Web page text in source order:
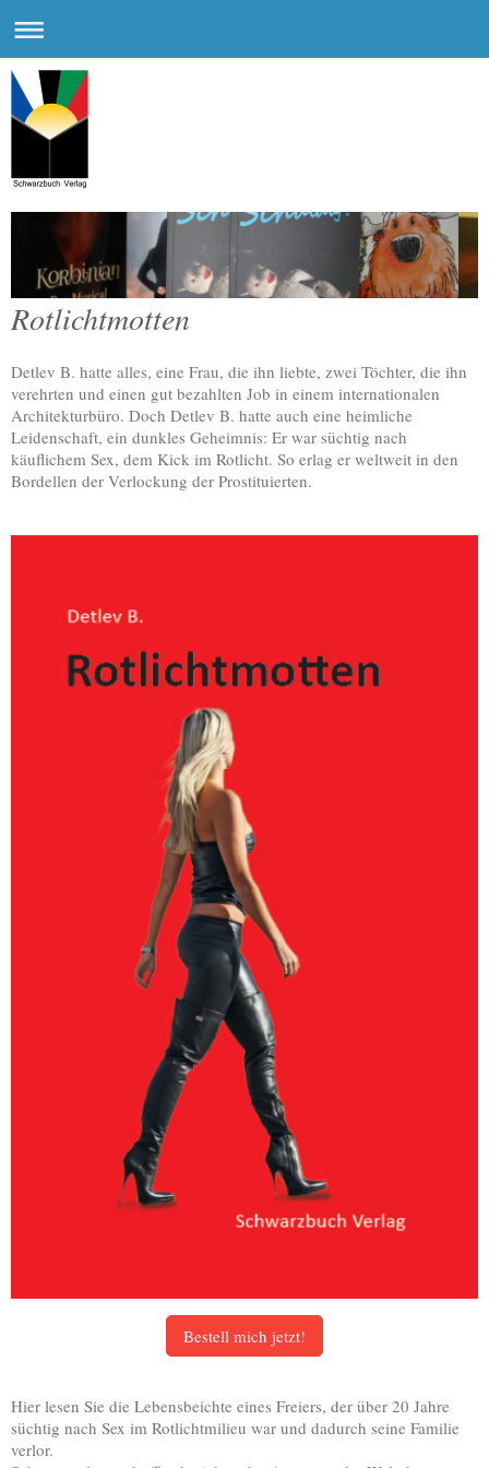
Rotlichtmotten
Detlev B. hatte alles, eine Frau, die ihn liebte, zwei Töchter, die ihn
verehrten und einen gut bezahlten Job in einem internationalen
Architekturbüro. Doch Detlev B. hatte auch eine heimliche
Leidenschaft, ein dunkles Geheimnis: Er war süchtig nach
käuflichem Sex, dem Kick im Rotlicht. So erlag er weltweit in den
Bordellen der Verlockung der Prostituierten.
Bestell mich jetzt!
Hier lesen Sie die Lebensbeichte eines Freiers, der über 20 Jahre
süchtig nach Sex im Rotlichtmilieu war und dadurch seine Familie
verlor.